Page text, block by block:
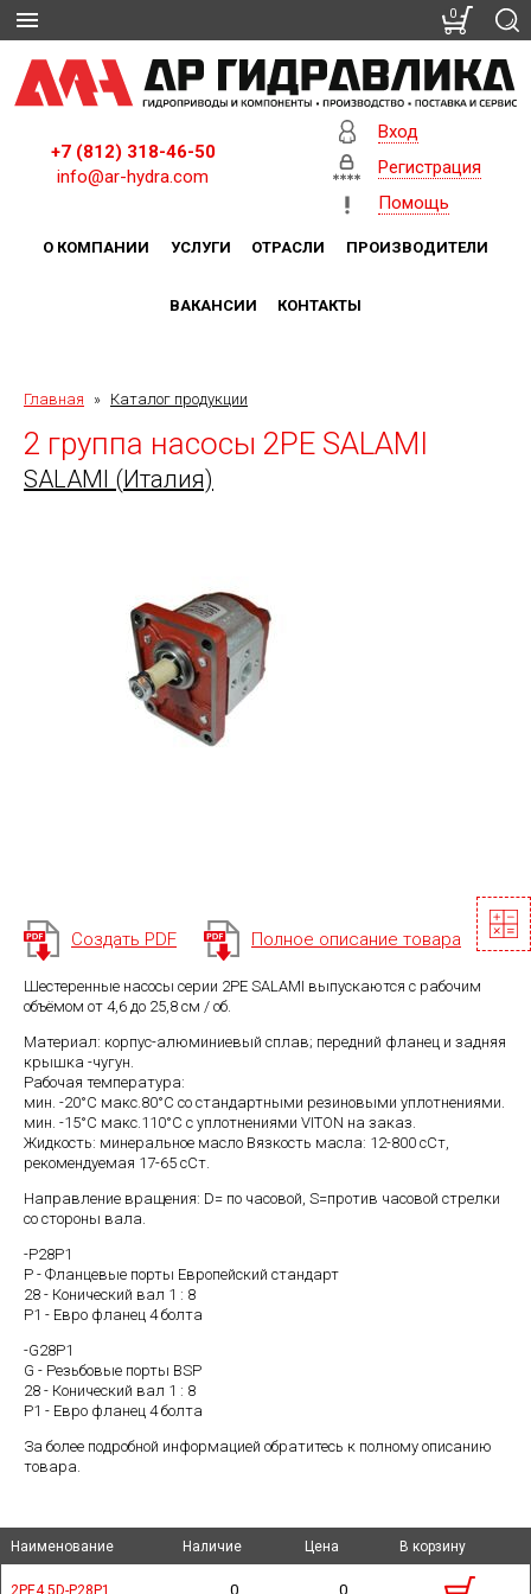
+7 (812) 318-46-50
info@ar-hydra.com
Вход
Регистрация
Помощь
О КОМПАНИИ УСЛУГИ ОТРАСЛИ ПРОИЗВОДИТЕЛИ
ВАКАНСИИ КОНТАКТЫ
Главная » Каталог продукции
2 группа насосы 2PE SALAMI
SALAMI (Италия)
Создать PDF Полное описание товара
Шестеренные насосы серии 2PE SALAMI выпускаются с рабочим
объёмом от 4,6 до 25,8 см / об.
Материал: корпус-алюминиевый сплав; передний фланец и задняя
крышка -чугун.
Рабочая температура:
мин. -20°C макс.80°C со стандартными резиновыми уплотнениями.
мин. -15°C макс.110°C с уплотнениями VITON на заказ.
Жидкость: минеральное масло Вязкость масла: 12-800 cСт,
рекомендуемая 17-65 cСт.
Направление вращения: D= по часовой, S=против часовой стрелки
со стороны вала.
-P28P1
P - Фланцевые порты Европейский стандарт
28 - Конический вал 1 : 8
P1 - Евро фланец 4 болта
-G28P1
G - Резьбовые порты BSP
28 - Конический вал 1 : 8
P1 - Евро фланец 4 болта
За более подробной информацией обратитесь к полному описанию
товара.
Наименование Наличие Цена В корзину
0 0
Наименование
Наименование
Наименование Наличие Цена В корзину
0